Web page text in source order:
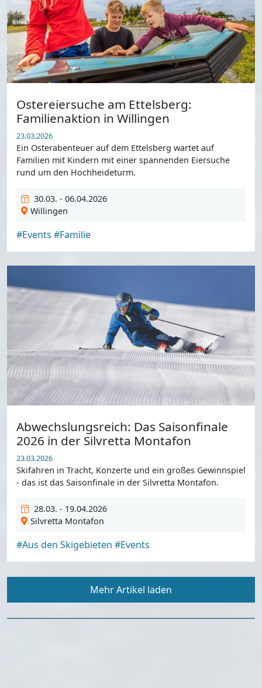
Ostereiersuche am Ettelsberg:
Familienaktion in Willingen
23.03.2026
Ein Osterabenteuer auf dem Ettelsberg wartet auf
Familien mit Kindern mit einer spannenden Eiersuche
rund um den Hochheideturm.
30.03. - 06.04.2026
Willingen
#Events #Familie
Abwechslungsreich: Das Saisonfinale
2026 in der Silvretta Montafon
23.03.2026
Skifahren in Tracht, Konzerte und ein großes Gewinnspiel
- das ist das Saisonfinale in der Silvretta Montafon.
28.03. - 19.04.2026
Silvretta Montafon
#Aus den Skigebieten #Events
Mehr Artikel laden